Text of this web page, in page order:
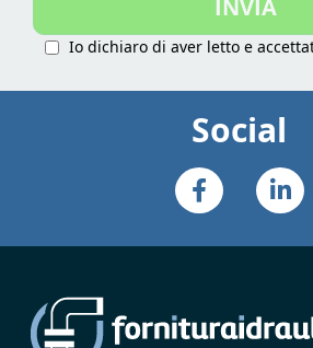
INVIA
Io dichiaro di aver letto e
Social